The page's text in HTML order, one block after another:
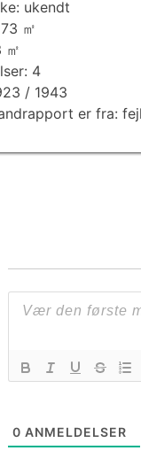
0 ANMELDELSER
ukendt
㎡
㎡
4
/ 1943
er fra: fejl